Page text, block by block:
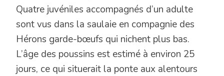
Quatre juvéniles accompagnés d’un adulte
sont vus dans la saulaie en compagnie des
Hérons garde-bœufs qui nichent plus bas.
L’âge des poussins est estimé à environ 25
jours, ce qui situerait la ponte aux alentours